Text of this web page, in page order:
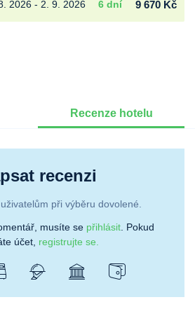
2026 - 2. 9. 2026 6 dní 9 670 Kč
Recenze hotelu
recenzi
při výběru dovolené.
musíte se přihlásit. Pokud
účet, registrujte se.